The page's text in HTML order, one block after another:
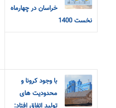
خراسان در چهارماه
نخست 1400
با وجود کرونا و
محدودیت های